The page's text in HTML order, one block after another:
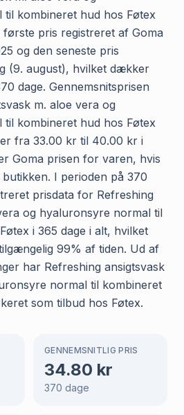
kombineret hud hos Føtex
pris registreret af Goma
og den seneste pris
(9. august), hvilket dækker
dage. Gennemsnitsprisen
m. aloe vera og
kombineret hud hos Føtex
fra 33.00 kr til 40.00 kr i
Goma prisen for varen, hvis
I perioden på 370
prisdata for Refreshing
og hyaluronsyre normal til
i 365 dage i alt, hvilket
99% af tiden. Ud af
har Refreshing ansigtsvask
normal til kombineret
som tilbud hos Føtex.
GENNEMSNITLIG PRIS
34.80 kr
370 dage